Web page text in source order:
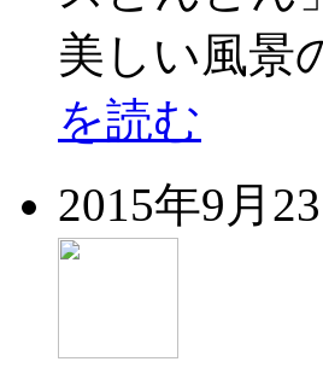
美しい風
を読む
2015年9月